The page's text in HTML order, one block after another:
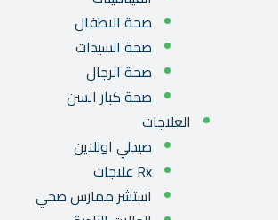
صحة الاطفال
صحة السيدات
صحة الرجال
صحة كبار السن
العلاجات
صيدلي اونلاين
Rx علاجات
استشر ممارس صحي